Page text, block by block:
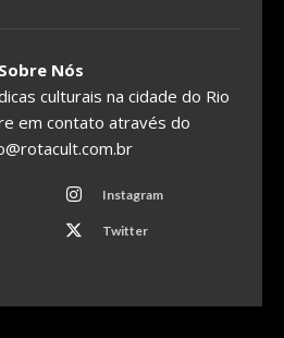
Sobre Nós
culturais na cidade do Rio
em contato através do
Instagram
Twitter